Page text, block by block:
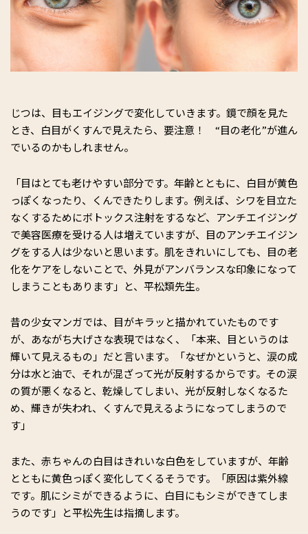
じつは、目もエイジングで変化していきます。鏡で顔を見た
とき、白目がくすんで見えたら、要注意！ “目の老化”が進ん
でいるのかもしれません。
「目はとても老けやすい部分です。年齢とともに、白目が黄色
っぽくなったり、くんできたりします。例えば、シワを目立た
なくするためにボトックス注射をするなど、アンチエイジング
で美容医療を受ける人は増えていますが、目のアンチエイジン
グをする人は少ないと思います。肌をきれいにしても、目の老
化をケアをしないことで、外見がアンバランスな印象になって
しまうこともあります」と、平松類先生。
昔の少女マンガでは、目がキラッと描かれていたものです
が、あながち大げさな表現ではなく、「本来、目というのは
輝いて見えるもの」だと言います。「なぜかというと、涙の成
分は水と油で、それが混ざって光が反射するからです。その涙
の質が悪くなると、乾燥してしまい、光が反射しなくなるた
め、輝きが失われ、くすんで見えるようになってしまうので
す」
また、赤ちゃんの白目はきれいな白色をしていますが、年齢
とともに黄色っぽく変化してくるそうです。「原因は紫外線
です。肌にシミができるように、白目にもシミができてしま
うのです」と平松先生は指摘します。